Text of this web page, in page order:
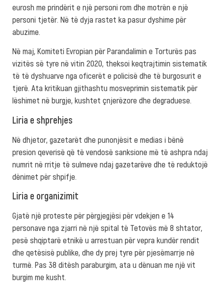
eurosh me prindërit e një personi rom dhe motrën e një
personi tjetër. Në të dyja rastet ka pasur dyshime për
abuzime.
Në maj, Komiteti Evropian për Parandalimin e Torturës pas
vizitës së tyre në vitin 2020, theksoi keqtrajtimin sistematik
të të dyshuarve nga oficerët e policisë dhe të burgosurit e
tjerë. Ata kritikuan gjithashtu mosveprimin sistematik për
lëshimet në burgje, kushtet çnjerëzore dhe degraduese.
Liria e shprehjes
Në dhjetor, gazetarët dhe punonjësit e medias i bënë
presion qeverisë që të vendosë sanksione më të ashpra ndaj
numrit në rritje të sulmeve ndaj gazetarëve dhe të reduktojë
dënimet për shpifje.
Liria e organizimit
Gjatë një proteste për përgjegjësi për vdekjen e 14
personave nga zjarri në një spital të Tetovës më 8 shtator,
pesë shqiptarë etnikë u arrestuan për vepra kundër rendit
dhe qetësisë publike, dhe dy prej tyre për pjesëmarrje në
turmë. Pas 38 ditësh paraburgim, ata u dënuan me një vit
burgim me kusht.